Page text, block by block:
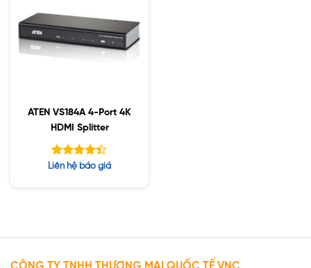
ATEN VS184A 4-Port 4K
HDMI Splitter
Được xếp
Liên hệ báo giá